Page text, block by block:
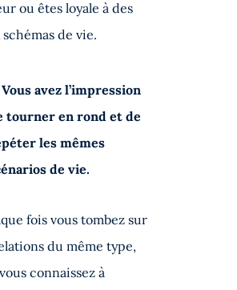
ou êtes loyale à des
de vie.
Vous avez l’impression
tourner en rond et de
les mêmes
de vie.
fois vous tombez sur
du même type,
connaissez à